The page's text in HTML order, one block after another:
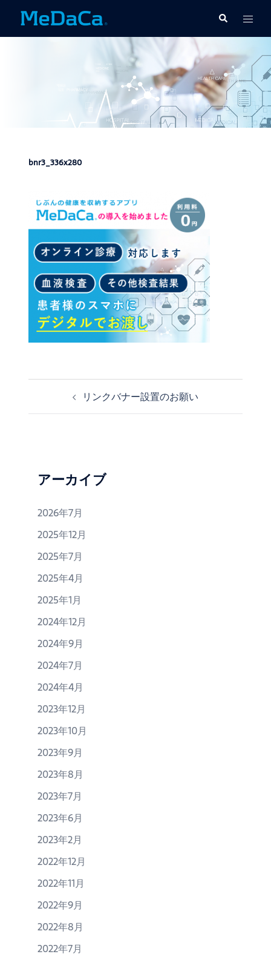
テ
検
索
ト
グ
メ
ニ
ュ
ー
bnr3_336x280
稿
ー
シ
ン
リンクバナー設置のお願い
アーカイブ
2026年7月
2025年12月
2025年7月
2025年4月
2025年1月
2024年12月
2024年9月
2024年7月
2024年4月
2023年12月
2023年10月
2023年9月
2023年8月
2023年7月
2023年6月
2023年2月
2022年12月
2022年11月
2022年9月
2022年8月
2022年7月